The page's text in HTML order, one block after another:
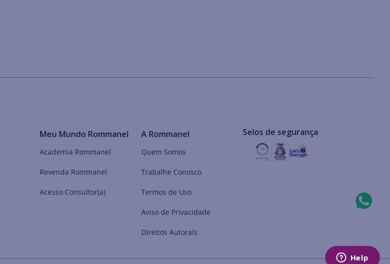
Meu Mundo Rommanel
Academia Rommanel
Revenda Rommanel
Acesso Consultor(a)
A Rommanel
Quem Somos
Trabalhe Conosco
Termos de Uso
Aviso de Privacidade
Direitos Autorais
Selos de segurança